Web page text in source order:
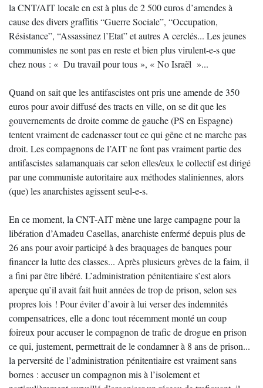
la CNT/AIT locale en est à plus de 2 500 euros d’amendes à
cause des divers graffitis “Guerre Sociale”, “Occupation,
Résistance”, “Assassinez l’Etat” et autres A cerclés... Les jeunes
communistes ne sont pas en reste et bien plus virulent-e-s que
chez nous : « Du travail pour tous », « No Israël »...
Quand on sait que les antifascistes ont pris une amende de 350
euros pour avoir diffusé des tracts en ville, on se dit que les
gouvernements de droite comme de gauche (PS en Espagne)
tentent vraiment de cadenasser tout ce qui gêne et ne marche pas
droit. Les compagnons de l’AIT ne font pas vraiment partie des
antifascistes salamanquais car selon elles/eux le collectif est dirigé
par une communiste autoritaire aux méthodes staliniennes, alors
(que) les anarchistes agissent seul-e-s.
En ce moment, la CNT-AIT mène une large campagne pour la
libération d’Amadeu Casellas, anarchiste enfermé depuis plus de
26 ans pour avoir participé à des braquages de banques pour
financer la lutte des classes... Après plusieurs grèves de la faim, il
a fini par être libéré. L’administration pénitentiaire s’est alors
aperçue qu’il avait fait huit années de trop de prison, selon ses
propres lois ! Pour éviter d’avoir à lui verser des indemnités
compensatrices, elle a donc tout récemment monté un coup
foireux pour accuser le compagnon de trafic de drogue en prison
ce qui, justement, permettrait de le condamner à 8 ans de prison...
la perversité de l’administration pénitentiaire est vraiment sans
bornes : accuser un compagnon mis à l’isolement et